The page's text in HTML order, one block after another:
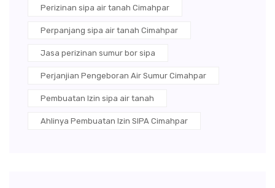
Perizinan sipa air tanah Cimahpar
Perpanjang sipa air tanah Cimahpar
Jasa perizinan sumur bor sipa
Perjanjian Pengeboran Air Sumur Cimahpar
Pembuatan Izin sipa air tanah
Ahlinya Pembuatan Izin SIPA Cimahpar